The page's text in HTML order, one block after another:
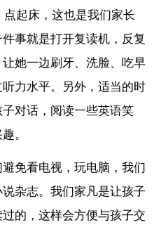
起床，这也是我们家长
事就是打开复读机，反复
她一边刷牙、洗脸、吃早
力水平。另外，适当的时
对话，阅读一些英语笑
。
免看电视，玩电脑，我们
杂志。我们家凡是让孩子
的，这样会方便与孩子交